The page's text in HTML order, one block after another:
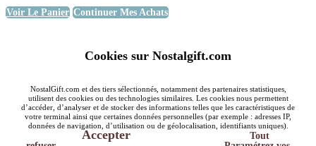
Voir Le Panier Continuer Mes Achats
Cookies sur Nostalgift.com
NostalGift.com et des tiers sélectionnés, notamment des partenaires statistiques,
utilisent des cookies ou des technologies similaires. Les cookies nous permettent
d’accéder, d’analyser et de stocker des informations telles que les caractéristiques de
votre terminal ainsi que certaines données personnelles (par exemple : adresses IP,
données de navigation, d’utilisation ou de géolocalisation, identifiants uniques).
Accepter
Tout